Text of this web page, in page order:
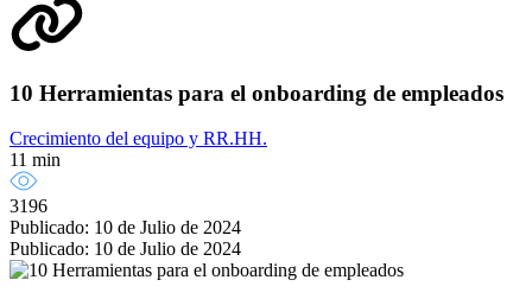
10 Herramientas para el onboarding de empleados
Crecimiento del equipo y RR.HH.
11 min
3196
Publicado: 10 de Julio de 2024
Publicado: 10 de Julio de 2024